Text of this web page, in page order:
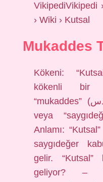
VikipediVikipedi
› Wiki › Kutsal
Mukaddes
Kökeni:
kökenli bir
“mukaddes” (مقدس) kelimesi “kutsal”
veya
Anlamı:
saygıdeğer
gelir.
geliyor? –